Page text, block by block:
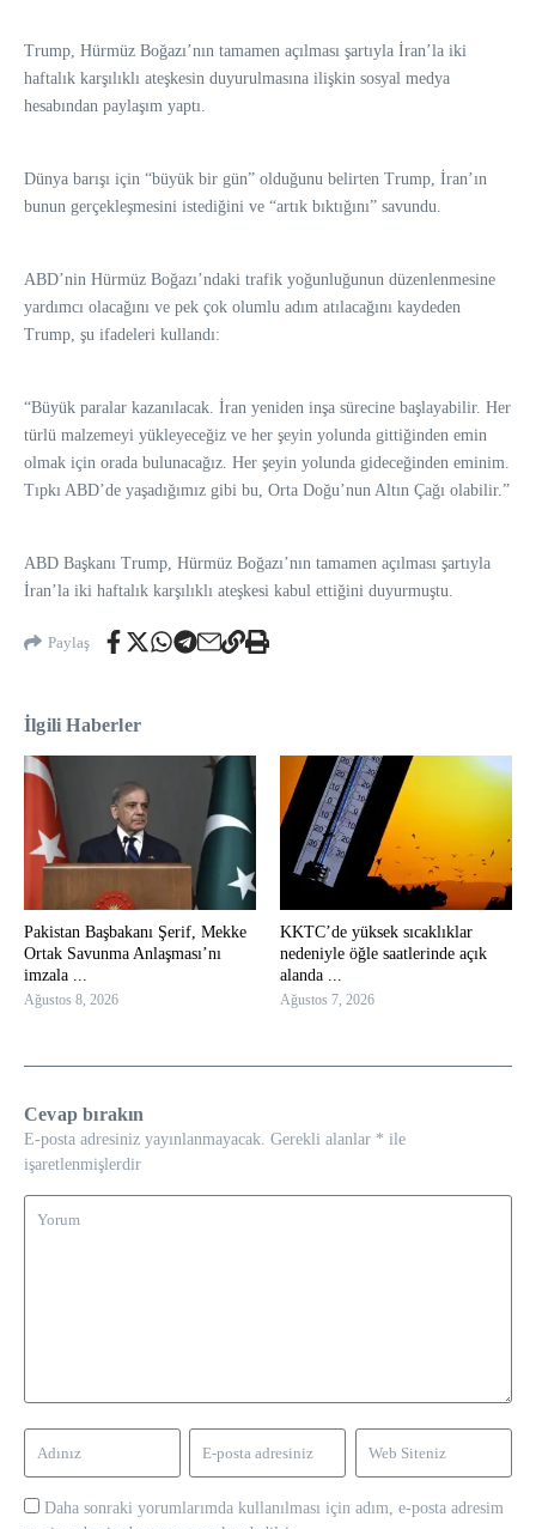
Trump, Hürmüz Boğazı’nın tamamen açılması şartıyla İran’la iki
haftalık karşılıklı ateşkesin duyurulmasına ilişkin sosyal medya
hesabından paylaşım yaptı.
Dünya barışı için “büyük bir gün” olduğunu belirten Trump, İran’ın
bunun gerçekleşmesini istediğini ve “artık bıktığını” savundu.
ABD’nin Hürmüz Boğazı’ndaki trafik yoğunluğunun düzenlenmesine
yardımcı olacağını ve pek çok olumlu adım atılacağını kaydeden
Trump, şu ifadeleri kullandı:
“Büyük paralar kazanılacak. İran yeniden inşa sürecine başlayabilir. Her
türlü malzemeyi yükleyeceğiz ve her şeyin yolunda gittiğinden emin
olmak için orada bulunacağız. Her şeyin yolunda gideceğinden eminim.
Tıpkı ABD’de yaşadığımız gibi bu, Orta Doğu’nun Altın Çağı olabilir.”
ABD Başkanı Trump, Hürmüz Boğazı’nın tamamen açılması şartıyla
İran’la iki haftalık karşılıklı ateşkesi kabul ettiğini duyurmuştu.
Paylaş
İlgili Haberler
Pakistan Başbakanı Şerif, Mekke
Ortak Savunma Anlaşması’nı
imzala ...
Ağustos 8, 2026
KKTC’de yüksek sıcaklıklar
nedeniyle öğle saatlerinde açık
alanda ...
Ağustos 7, 2026
Cevap bırakın
E-posta adresiniz yayınlanmayacak. Gerekli alanlar * ile
işaretlenmişlerdir
Daha sonraki yorumlarımda kullanılması için adım, e-posta adresim